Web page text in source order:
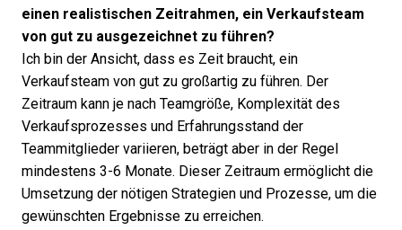
einen realistischen Zeitrahmen, ein Verkaufsteam
von gut zu ausgezeichnet zu führen?
Ich bin der Ansicht, dass es Zeit braucht, ein
Verkaufsteam von gut zu großartig zu führen. Der
Zeitraum kann je nach Teamgröße, Komplexität des
Verkaufsprozesses und Erfahrungsstand der
Teammitglieder variieren, beträgt aber in der Regel
mindestens 3-6 Monate. Dieser Zeitraum ermöglicht die
Umsetzung der nötigen Strategien und Prozesse, um die
gewünschten Ergebnisse zu erreichen.